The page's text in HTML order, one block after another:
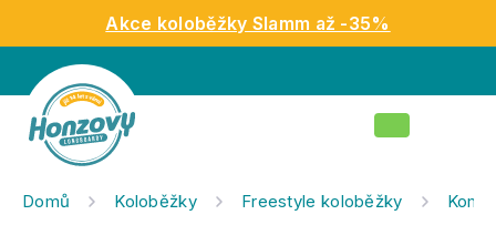
obsah
Akce koloběžky Slamm až -35%
Nákupní
Domů Koloběžky Freestyle koloběžky